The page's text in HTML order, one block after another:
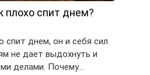
плохо спит днем?
спит днем, он и себя сил
не дает выдохнуть и
делами. Почему…